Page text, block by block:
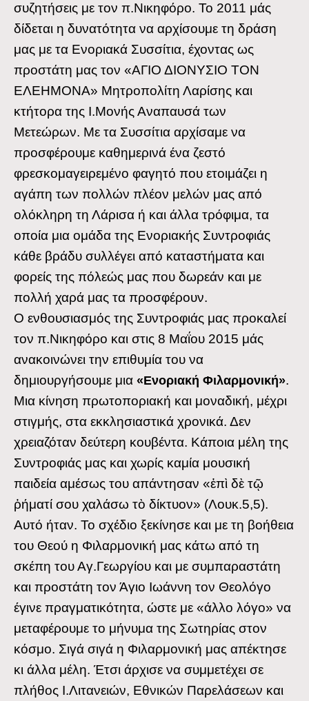
συζητήσεις με τον π.Νικηφόρο. Το 2011 μάς
δίδεται η δυνατότητα να αρχίσουμε τη δράση
μας με τα Ενοριακά Συσσίτια, έχοντας ως
προστάτη μας τον «ΑΓΙΟ ΔΙΟΝΥΣΙΟ ΤΟΝ
ΕΛΕΗΜΟΝΑ» Μητροπολίτη Λαρίσης και
κτήτορα της Ι.Μονής Αναπαυσά των
Μετεώρων. Με τα Συσσίτια αρχίσαμε να
προσφέρουμε καθημερινά ένα ζεστό
φρεσκομαγειρεμένο φαγητό που ετοιμάζει η
αγάπη των πολλών πλέον μελών μας από
ολόκληρη τη Λάρισα ή και άλλα τρόφιμα, τα
οποία μια ομάδα της Ενοριακής Συντροφιάς
κάθε βράδυ συλλέγει από καταστήματα και
φορείς της πόλεώς μας που δωρεάν και με
πολλή χαρά μας τα προσφέρουν.
Ο ενθουσιασμός της Συντροφιάς μας προκαλεί
τον π.Νικηφόρο και στις 8 Μαΐου 2015 μάς
ανακοινώνει την επιθυμία του να
δημιουργήσουμε μια «Ενοριακή Φιλαρμονική».
Μια κίνηση πρωτοποριακή και μοναδική, μέχρι
στιγμής, στα εκκλησιαστικά χρονικά. Δεν
χρειαζόταν δεύτερη κουβέντα. Κάποια μέλη της
Συντροφιάς μας και χωρίς καμία μουσική
παιδεία αμέσως του απάντησαν «ἐπὶ δὲ τῷ
ῥήματί σου χαλάσω τὸ δίκτυον» (Λουκ.5,5).
Αυτό ήταν. Το σχέδιο ξεκίνησε και με τη βοήθεια
του Θεού η Φιλαρμονική μας κάτω από τη
σκέπη του Αγ.Γεωργίου και με συμπαραστάτη
και προστάτη τον Άγιο Ιωάννη τον Θεολόγο
έγινε πραγματικότητα, ώστε με «άλλο λόγο» να
μεταφέρουμε το μήνυμα της Σωτηρίας στον
κόσμο. Σιγά σιγά η Φιλαρμονική μας απέκτησε
κι άλλα μέλη. Έτσι άρχισε να συμμετέχει σε
πλήθος Ι.Λιτανειών, Εθνικών Παρελάσεων και